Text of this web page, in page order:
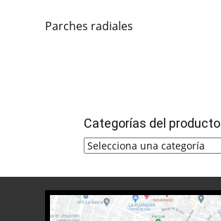
Parches radiales
Categorías del producto